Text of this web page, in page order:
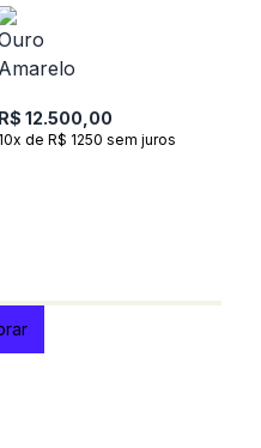
Amarelo 18k
R$ 12.500,00
10x de R$ 1250 sem juros